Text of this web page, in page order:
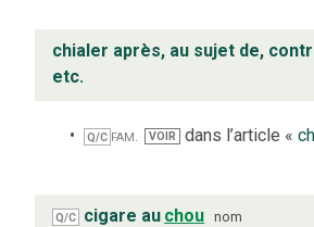
chialer après, au sujet de,
etc.
Q/C fam. VOIR dans l’article «
Q/C cigare au chou nom